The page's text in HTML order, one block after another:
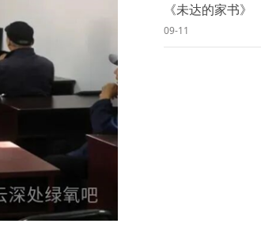
《未达的家书》
09-11